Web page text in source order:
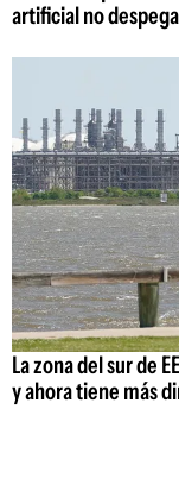
artificial no
La zona del sur de
y ahora tiene más